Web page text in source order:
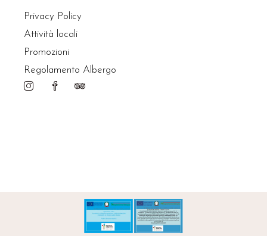
Privacy Policy
Attività locali
Promozioni
Regolamento Albergo